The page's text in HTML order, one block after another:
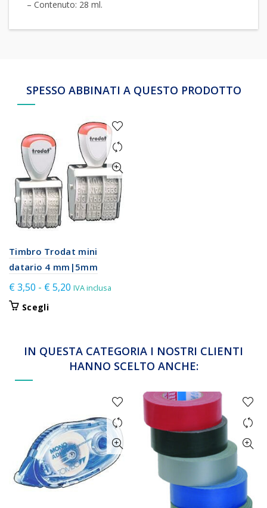
– Contenuto: 28 ml.
SPESSO ABBINATI A QUESTO PRODOTTO
Timbro Trodat mini
datario 4 mm|5mm
€3,50 - €5,20 Fascia
€ 3,50
a
IVA inclusa
ScegliQuesto
più
scelte
nella
pagina
del
prodotto
IN QUESTA CATEGORIA I NOSTRI CLIENTI
HANNO SCELTO ANCHE: